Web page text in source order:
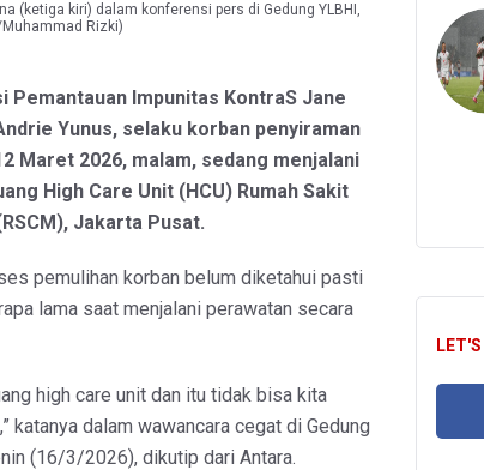
(ketiga kiri) dalam konferensi pers di Gedung YLBHI,
Rizki)
Pemantauan Impunitas KontraS Jane
Yunus, selaku korban penyiraman
Maret 2026, malam, sedang menjalani
High Care Unit (HCU) Rumah Sakit
Jakarta Pusat.
pemulihan korban belum diketahui pasti
lama saat menjalani perawatan secara
high care unit dan itu tidak bisa kita
katanya dalam wawancara cegat di Gedung
(16/3/2026), dikutip dari Antara.